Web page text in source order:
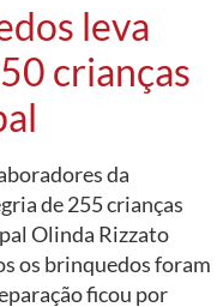
leva
crianças
da
de 255 crianças
Olinda Rizzato
os brinquedos foram
ficou por